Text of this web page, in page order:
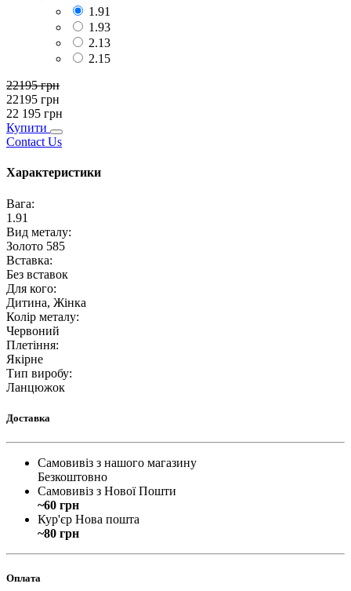
1.91
1.93
2.13
2.15
22195грн
22195 грн
22 195 грн
Купити
Contact Us
Характеристики
Вага:
1.91
Вид металу:
Золото 585
Вставка:
Без вставок
Для кого:
Дитина, Жінка
Колір металу:
Червоний
Плетіння:
Якірне
Тип виробу:
Ланцюжок
Доставка
Самовивіз з нашого магазину
Безкоштовно
Самовивіз з Нової Пошти
~60 грн
Кур'єр Нова пошта
~80 грн
Оплата